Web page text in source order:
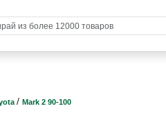
/ Mark 2 90-100